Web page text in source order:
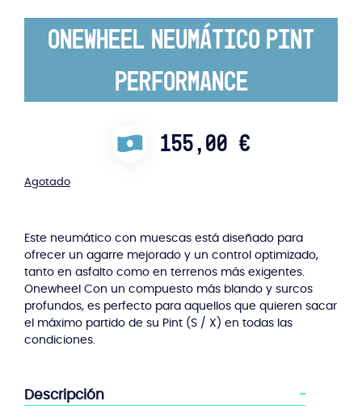
Onewheel Neumático Pint
Performance
Agotado
155,00 €
Este neumático con muescas está diseñado para
ofrecer un agarre mejorado y un control optimizado,
tanto en asfalto como en terrenos más exigentes.
Onewheel Con un compuesto más blando y surcos
profundos, es perfecto para aquellos que quieren sacar
el máximo partido de su Pint (S / X) en todas las
condiciones.
Descripción